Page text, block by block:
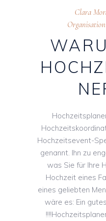
Clara
Hochzeitsevent-
genannt. Ihn zu
was Sie für Ihre
Hochzeit eines
eines geliebten
wäre es: Ein